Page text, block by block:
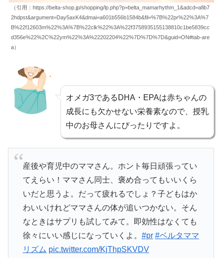
（引用：https://belta-shop.jp/shopping/lp.php?p=belta_mamarhythm_1&adcd=afib7
2hdpst&argument=Day5axK4&dmai=a601b556b1584b&fil=%7B%22pr%22%3A%7
B%22f12603m%22%3A%7B%22clk%22%3A%22f3758935155138810c1be5839cc
d356e%22%2C%22ym%22%3A%22202204%22%7D%7D%7D&guid=ON#tab-are
a）
オメガ3であるDHA・EPAは赤ちゃんの
成長にも欠かせない栄養素なので、授乳
中のお母さんにぴったりですよ。
産後や育児中のママさん。ホント毎日頑張ってい
てえらい！ママさん同士、褒め合ってもいいくら
いだと思うよ。だって疲れるでしょ？子どもはか
わいいけれどママさんの体が追いつかない。そん
なときはサプリも試してみて。即効性はなくても
徐々にいい感じになっていくよ。 #pr #ベルタママ
リズム pic.twitter.com/KjThpSKVDV